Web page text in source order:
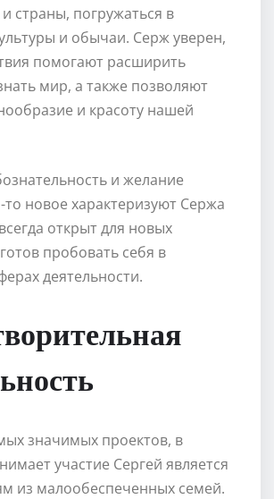
страны, погружаться в
и обычаи. Серж уверен,
помогают расширить
мир, а также позволяют
и красоту нашей
и желание
то новое характеризуют Сержа
открыт для новых
пробовать себя в
деятельности.
значимых проектов, в
участие Сергей является
из малообеспеченных семей.